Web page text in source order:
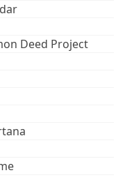
Deed Project